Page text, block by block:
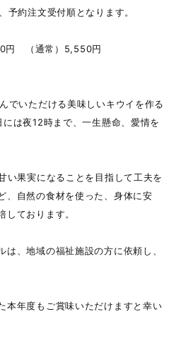
予約注文受付順となります。
円 （通常）5,550円
でいただける美味しいキウイを作る
は夜12時まで、一生懸命、愛情を
い果実になることを目指して工夫を
、自然の食材を使った、身体に安
しております。
は、地域の福祉施設の方に依頼し、
本年度もご賞味いただけますと幸い